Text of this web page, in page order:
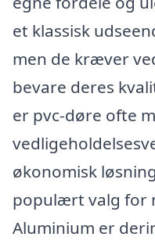
et klassisk
men de kræver
bevare deres
er pvc-døre ofte
økonomisk
populært valg for
Aluminium er